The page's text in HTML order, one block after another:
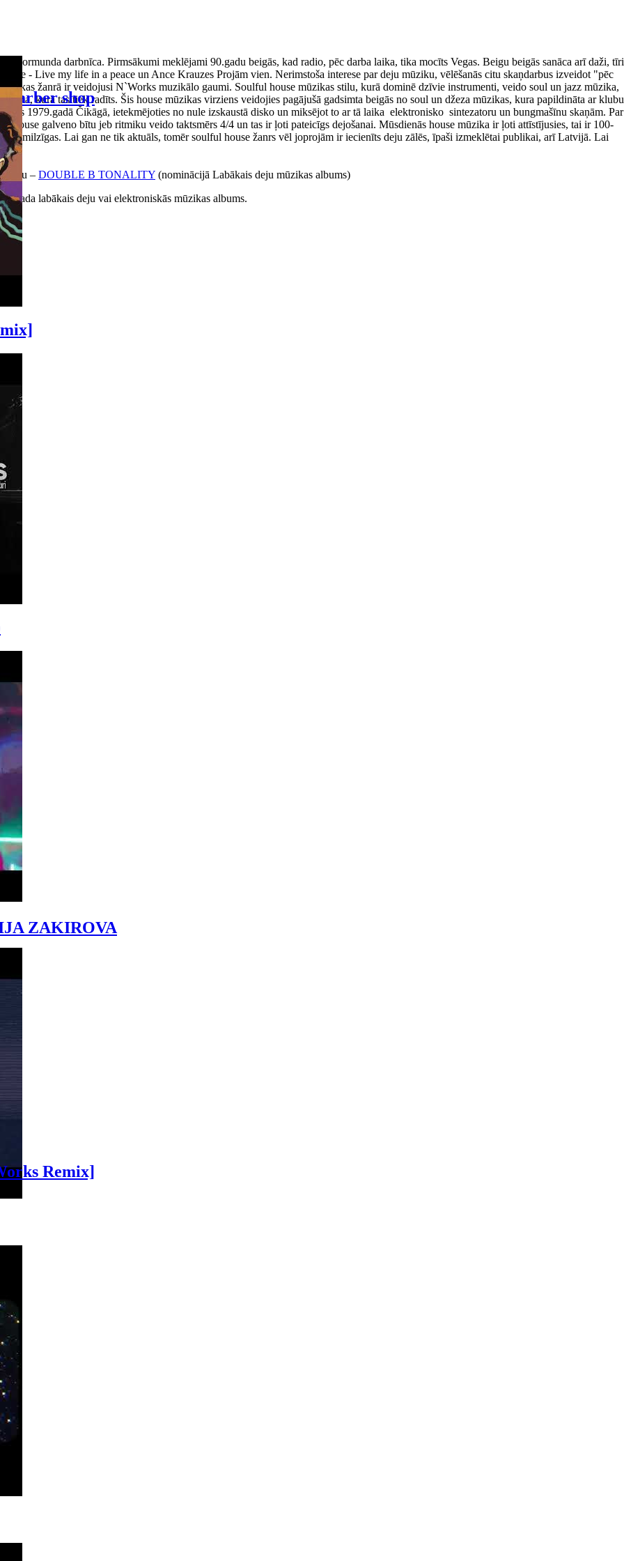
ZAKIROVA
Remix]
shop
Normunda darbnīca. Pirmsākumi meklējami 90.gadu beigās, kad radio, pēc darba laika, tika mocīts Vegas. Beigu beigās sanāca arī daži, tīri
- Live my life in a peace un Ance Krauzes Projām vien. Nerimstoša interese par deju mūziku, vēlēšanās citu skaņdarbus izveidot "pēc
žanrā ir veidojusi N`Works muzikālo gaumi. Soulful house mūzikas stilu, kurā dominē dzīvie instrumenti, veido soul un jazz mūzika,
kurā tas tiek radīts. Šis house mūzikas virziens veidojies pagājušā gadsimta beigās no soul un džeza mūzikas, kura papildināta ar klubu
1979.gadā Čikāgā, ietekmējoties no nule izskaustā disko un miksējot to ar tā laika elektronisko sintezatoru un bungmašīnu skaņām. Par
House galveno bītu jeb ritmiku veido taktsmērs 4/4 un tas ir ļoti pateicīgs dejošanai. Mūsdienās house mūzika ir ļoti attīstījusies, tai ir 100-
ir milzīgas. Lai gan ne tik aktuāls, tomēr soulful house žanrs vēl joprojām ir iecienīts deju zālēs, īpaši izmeklētai publikai, arī Latvijā. Lai
– DOUBLE B TONALITY (nominācijā Labākais deju mūzikas albums)
labākais deju vai elektroniskās mūzikas albums.